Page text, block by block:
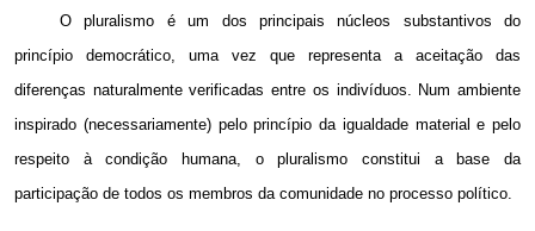
O pluralismo é um dos principais núcleos substantivos do
princípio democrático, uma vez que representa a aceitação das
diferenças naturalmente verificadas entre os indivíduos. Num ambiente
inspirado (necessariamente) pelo princípio da igualdade material e pelo
respeito à condição humana, o pluralismo constitui a base da
participação de todos os membros da comunidade no processo político.